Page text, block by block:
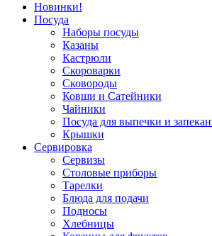
Новинки!
Посуда
Наборы посуды
Казаны
Кастрюли
Скороварки
Сковороды
Ковши и Сатейники
Чайники
Посуда для выпечки и
Крышки
Сервировка
Сервизы
Столовые приборы
Тарелки
Блюда для подачи
Подносы
Хлебницы